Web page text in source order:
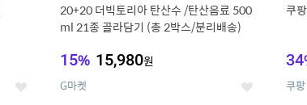
좋
20+20 더빅토리아 탄산수 /탄산음료 500
ml 21종 골라담기 (총 2박스/분리배송)
15% 15,980원
G마켓 좋
쿠
34
쿠팡